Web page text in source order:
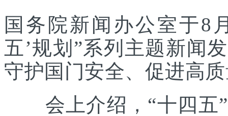
国务院新闻办公室于8
五’规划”系列主题新闻
守护国门安全、促进高
会上介绍，“十四五”